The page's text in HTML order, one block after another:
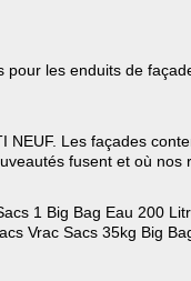
les enduits de
NEUF. Les façades
fusent et où nos
1 Big Bag Eau 200
Vrac Sacs 35kg Big